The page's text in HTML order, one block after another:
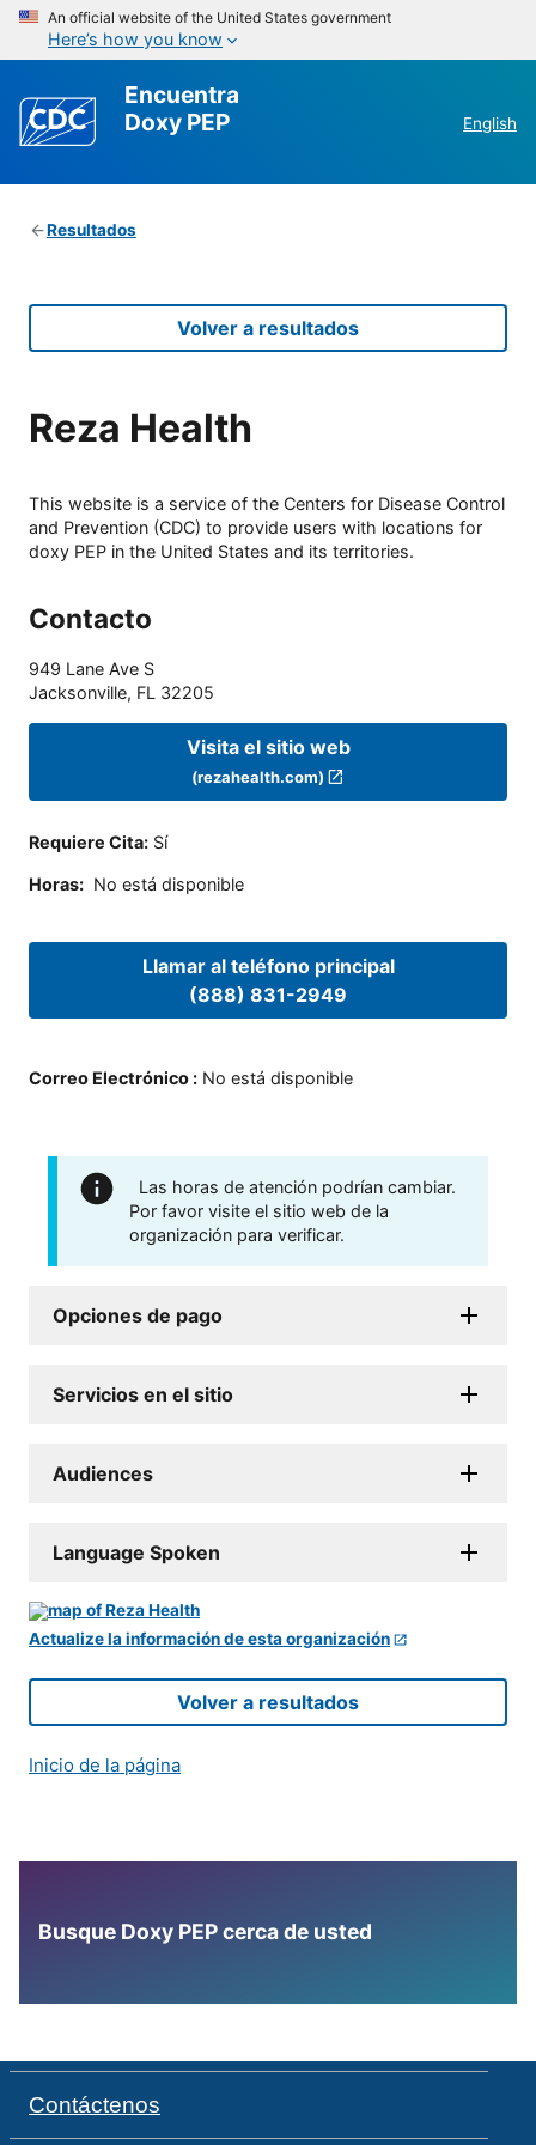
An official website of the United States government
Here’s how you know
Encuentra
Doxy PEP
English
Resultados
Volver a resultados
Reza Health
This website is a service of the Centers for Disease Control
and Prevention (CDC) to provide users with locations for
doxy PEP in the United States and its territories.
Contacto
949 Lane Ave S
Jacksonville, FL 32205
Visita el sitio web
(rezahealth.com)
Requiere Cita: Sí
Horas: No está disponible
Llamar al teléfono principal
(888) 831-2949
Correo Electrónico : No está disponible
Las horas de atención podrían cambiar.
Por favor visite el sitio web de la
organización para verificar.
Opciones de pago
Servicios en el sitio
Audiences
Language Spoken
Actualize la información de esta organización
Volver a resultados
Inicio de la página
Busque Doxy PEP cerca de usted
Contáctenos